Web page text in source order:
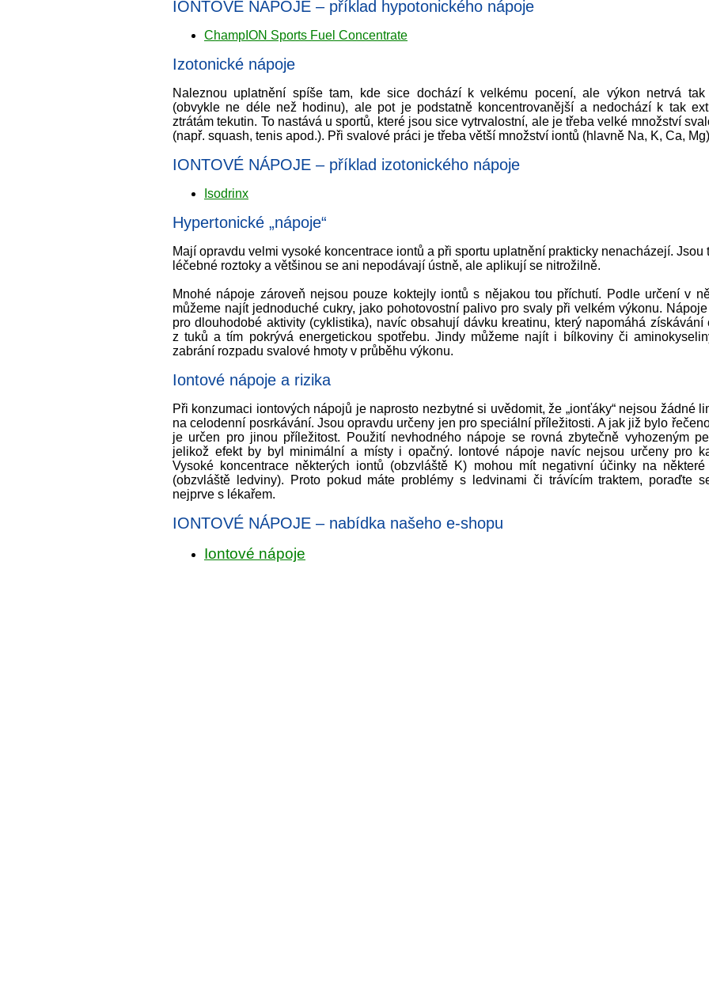
IONTOVÉ NÁPOJE – příklad hypotonického nápoje
ChampION Sports Fuel Concentrate
Izotonické nápoje
Naleznou uplatnění spíše tam, kde sice dochází k velkému pocení, ale výkon netrvá tak
(obvykle ne déle než hodinu), ale pot je podstatně koncentrovanější a nedochází k tak
ztrátám tekutin. To nastává u sportů, které jsou sice vytrvalostní, ale je třeba velké množství
(např. squash, tenis apod.). Při svalové práci je třeba větší množství iontů (hlavně Na, K, Ca,
IONTOVÉ NÁPOJE – příklad izotonického nápoje
Isodrinx
Hypertonické „nápoje“
Mají opravdu velmi vysoké koncentrace iontů a při sportu uplatnění prakticky nenacházejí. Jsou
léčebné roztoky a většinou se ani nepodávají ústně, ale aplikují se nitrožilně.
Mnohé nápoje zároveň nejsou pouze koktejly iontů s nějakou tou příchutí. Podle určení v
můžeme najít jednoduché cukry, jako pohotovostní palivo pro svaly při velkém výkonu.
pro dlouhodobé aktivity (cyklistika), navíc obsahují dávku kreatinu, který napomáhá získávání
z tuků a tím pokrývá energetickou spotřebu. Jindy můžeme najít i bílkoviny či
zabrání rozpadu svalové hmoty v průběhu výkonu.
Iontové nápoje a rizika
Při konzumaci iontových nápojů je naprosto nezbytné si uvědomit, že „ionťáky“ nejsou žádné
na celodenní posrkávání. Jsou opravdu určeny jen pro speciální příležitosti. A jak již bylo
je určen pro jinou příležitost. Použití nevhodného nápoje se rovná zbytečně vyhozeným
jelikož efekt by byl minimální a místy i opačný. Iontové nápoje navíc nejsou určeny pro
Vysoké koncentrace některých iontů (obzvláště K) mohou mít negativní účinky na některé
(obzvláště ledviny). Proto pokud máte problémy s ledvinami či trávícím traktem, poraďte
nejprve s lékařem.
IONTOVÉ NÁPOJE – nabídka našeho e-shopu
Iontové nápoje